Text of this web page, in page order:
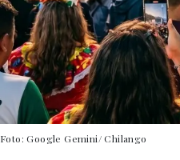
Foto: Google Gemini/ Chilango